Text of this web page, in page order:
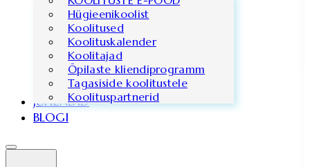
Hügieenikoolist
Koolitused
Koolituskalender
Koolitajad
Õpilaste kliendiprogramm
Tagasiside koolitustele
Koolituspartnerid
JUHENDID
BLOGI